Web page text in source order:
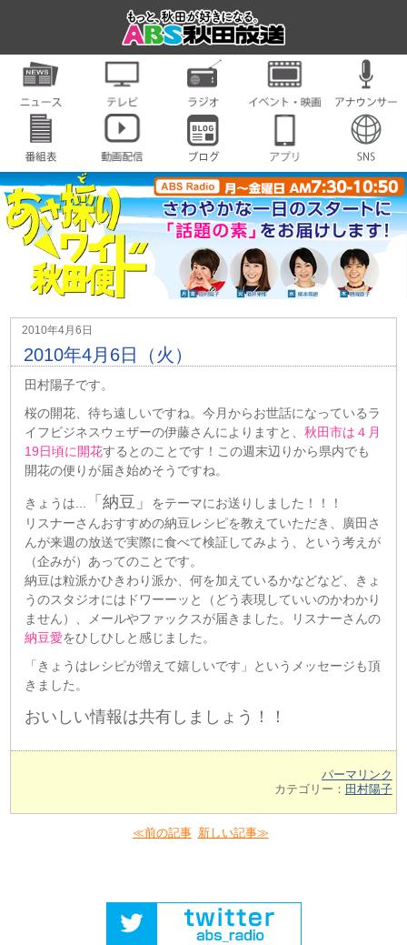
2010年4月6日
2010年4月6日（火）
田村陽子です。
桜の開花、待ち遠しいですね。今月からお世話になっているラ
イフビジネスウェザーの伊藤さんによりますと、秋田市は４月
19日頃に開花するとのことです！この週末辺りから県内でも
開花の便りが届き始めそうですね。
きょうは... 「納豆」
をテーマにお送りしました！！！
リスナーさんおすすめの納豆レシピを教えていただき、廣田さ
んが来週の放送で実際に食べて検証してみよう、という考えが
（企みが）あってのことです。
納豆は粒派かひきわり派か、何を加えているかなどなど、きょ
うのスタジオにはドワーーッと（どう表現していいのかわかり
ません）、メールやファックスが届きました。リスナーさんの
納豆愛をひしひしと感じました。
「きょうはレシピが増えて嬉しいです」というメッセージも頂
きました。
おいしい情報は共有しましょう！！
パーマリンク
カテゴリー： 田村陽子
≪前の記事 新しい記事≫